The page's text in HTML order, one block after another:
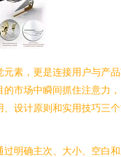
素，更是连接用户与产
市场中瞬间抓住注意力
设计原则和实用技巧三
明确主次、大小、空白